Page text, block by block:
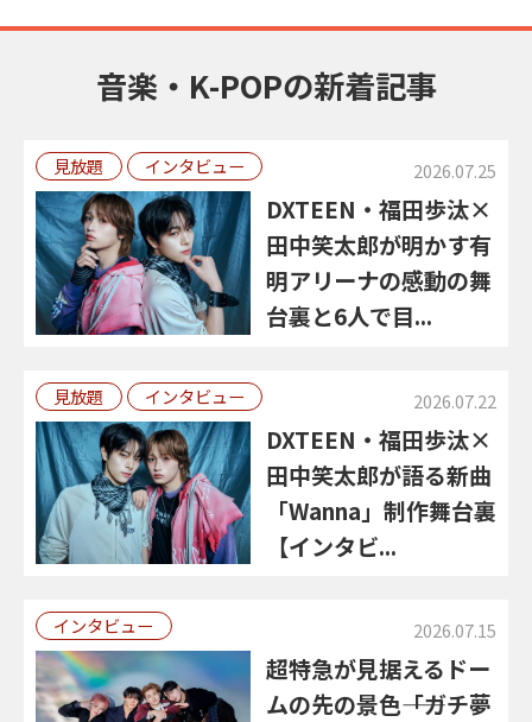
音楽・K-POPの新着記事
見放題 インタビュー 2026.07.25
DXTEEN・福田歩汰×
田中笑太郎が明かす有
明アリーナの感動の舞
台裏と6人で目...
見放題 インタビュー 2026.07.22
DXTEEN・福田歩汰×
田中笑太郎が語る新曲
「Wanna」制作舞台裏
【インタビ...
インタビュー 2026.07.15
超特急が見据えるドー
ムの先の景色――「ガチ夢